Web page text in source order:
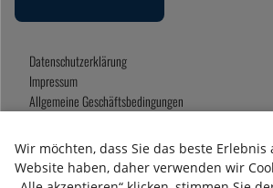
Datenschutzerklärung
Impressum
Allgemeine Geschäftsbedingungen
Wir möchten, dass Sie das beste
Website haben, daher verwenden wir